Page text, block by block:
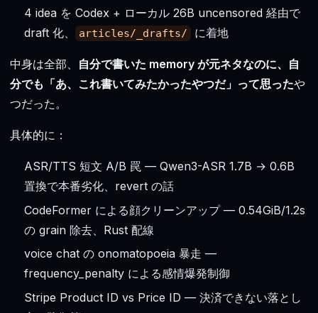
4 idea を Codex + ローカル 26B uncensored 経由で
draft 化、
articles/_drafts/ に着地
中身は全部、
自分で書いた memory が元ネタなのに、自
分でも「あ、これ書いてみたかったやつだ」って思ったや
つだった。
具体的に：
ASR/TTS 短文 A/B 罠 — Qwen3-ASR 1.7B → 0.6B
置換で本番劣化、revert の話
CodeFormer による顔クリーンアップ — 0.54GiB/1.2s
の grain 除去、Rust 配線
voice chat の onomatopoeia 暴走 —
frequency_penalty による感情爆発制御
Stripe Product ID vs Price ID — 決済できない落とし